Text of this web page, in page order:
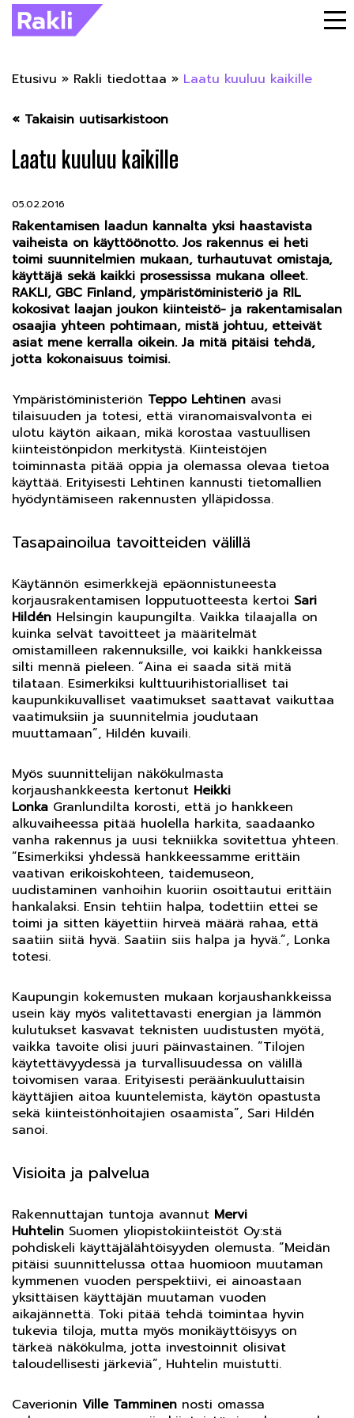
Etusivu » Rakli tiedottaa » Laatu kuuluu kaikille
« Takaisin uutisarkistoon
Laatu kuuluu kaikille
05.02.2016
Rakentamisen laadun kannalta yksi haastavista
vaiheista on käyttöönotto. Jos rakennus ei heti
toimi suunnitelmien mukaan, turhautuvat omistaja,
käyttäjä sekä kaikki prosessissa mukana olleet.
RAKLI, GBC Finland, ympäristöministeriö ja RIL
kokosivat laajan joukon kiinteistö- ja rakentamisalan
osaajia yhteen pohtimaan, mistä johtuu, etteivät
asiat mene kerralla oikein. Ja mitä pitäisi tehdä,
jotta kokonaisuus toimisi.
Ympäristöministeriön Teppo Lehtinen avasi
tilaisuuden ja totesi, että viranomaisvalvonta ei
ulotu käytön aikaan, mikä korostaa vastuullisen
kiinteistönpidon merkitystä. Kiinteistöjen
toiminnasta pitää oppia ja olemassa olevaa tietoa
käyttää. Erityisesti Lehtinen kannusti tietomallien
hyödyntämiseen rakennusten ylläpidossa.
Tasapainoilua tavoitteiden välillä
Käytännön esimerkkejä epäonnistuneesta
korjausrakentamisen lopputuotteesta kertoi Sari
Hildén Helsingin kaupungilta. Vaikka tilaajalla on
kuinka selvät tavoitteet ja määritelmät
omistamilleen rakennuksille, voi kaikki hankkeissa
silti mennä pieleen. ”Aina ei saada sitä mitä
tilataan. Esimerkiksi kulttuurihistorialliset tai
kaupunkikuvalliset vaatimukset saattavat vaikuttaa
vaatimuksiin ja suunnitelmia joudutaan
muuttamaan”, Hildén kuvaili.
Myös suunnittelijan näkökulmasta
korjaushankkeesta kertonut Heikki
Lonka Granlundilta korosti, että jo hankkeen
alkuvaiheessa pitää huolella harkita, saadaanko
vanha rakennus ja uusi tekniikka sovitettua yhteen.
”Esimerkiksi yhdessä hankkeessamme erittäin
vaativan erikoiskohteen, taidemuseon,
uudistaminen vanhoihin kuoriin osoittautui erittäin
hankalaksi. Ensin tehtiin halpa, todettiin ettei se
toimi ja sitten käyettiin hirveä määrä rahaa, että
saatiin siitä hyvä. Saatiin siis halpa ja hyvä.”, Lonka
totesi.
Kaupungin kokemusten mukaan korjaushankkeissa
usein käy myös valitettavasti energian ja lämmön
kulutukset kasvavat teknisten uudistusten myötä,
vaikka tavoite olisi juuri päinvastainen. ”Tilojen
käytettävyydessä ja turvallisuudessa on välillä
toivomisen varaa. Erityisesti peräänkuuluttaisin
käyttäjien aitoa kuuntelemista, käytön opastusta
sekä kiinteistönhoitajien osaamista”, Sari Hildén
sanoi.
Visioita ja palvelua
Rakennuttajan tuntoja avannut Mervi
Huhtelin Suomen yliopistokiinteistöt Oy:stä
pohdiskeli käyttäjälähtöisyyden olemusta. ”Meidän
pitäisi suunnittelussa ottaa huomioon muutaman
kymmenen vuoden perspektiivi, ei ainoastaan
yksittäisen käyttäjän muutaman vuoden
aikajännettä. Toki pitää tehdä toimintaa hyvin
tukevia tiloja, mutta myös monikäyttöisyys on
tärkeä näkökulma, jotta investoinnit olisivat
taloudellisesti järkeviä”, Huhtelin muistutti.
Caverionin Ville Tamminen nosti omassa